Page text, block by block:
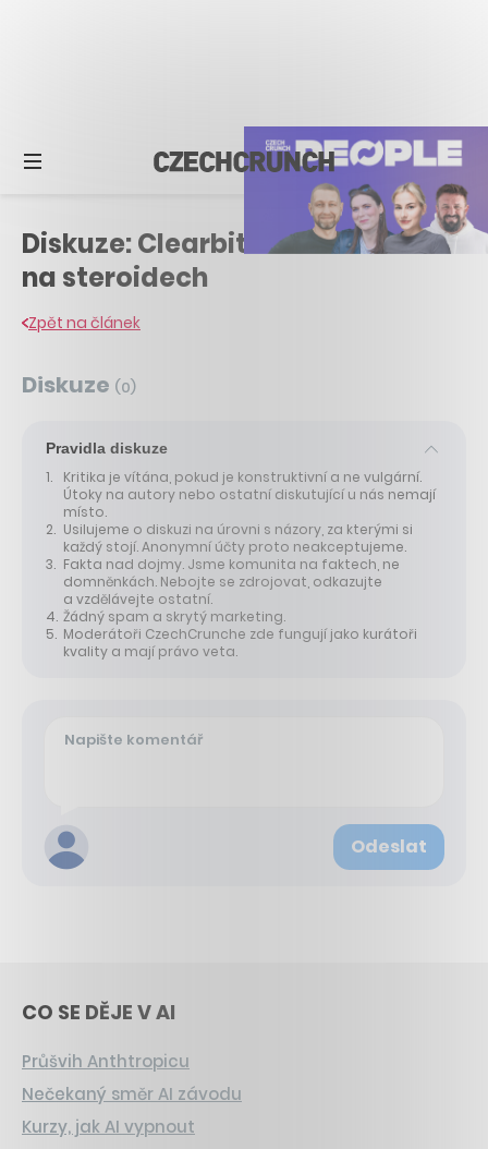
Diskuze: Clearbit Connect: Gmail
na steroidech
Zpět na článek
Diskuze (0)
Pravidla diskuze
Kritika je vítána, pokud je konstruktivní a ne vulgární.
Útoky na autory nebo ostatní diskutující u nás nemají
místo.
Usilujeme o diskuzi na úrovni s názory, za kterými si
každý stojí. Anonymní účty proto neakceptujeme.
Fakta nad dojmy. Jsme komunita na faktech, ne
domněnkách. Nebojte se zdrojovat, odkazujte
a vzdělávejte ostatní.
Žádný spam a skrytý marketing.
Moderátoři CzechCrunche zde fungují jako kurátoři
kvality a mají právo veta.
Odeslat
CO SE DĚJE V AI
Průšvih Anthtropicu
Nečekaný směr AI závodu
Kurzy, jak AI vypnout